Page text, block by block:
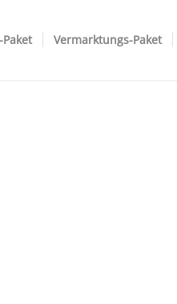
Vermarktungs-Paket